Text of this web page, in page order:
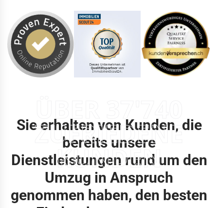
ZUFRIEDENE
KUNDEN
Sie erhalten von Kunden, die
bereits unsere
Dienstleistungen rund um den
Umzug in Anspruch
genommen haben, den besten